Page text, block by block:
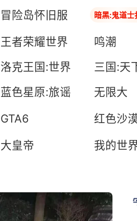
游
RPG
地下城与勇士
魔兽世
冒险岛怀旧服
暗黑:鬼道士
王者荣耀世界
鸣潮
洛克王国:世界
三国:天
蓝色星原:旅谣
无限大
大皇帝 我的世